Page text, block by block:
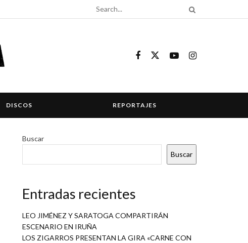
DISCOS REPORTAJES
Buscar
Buscar
Entradas recientes
LEO JIMÉNEZ Y SARATOGA COMPARTIRÁN
ESCENARIO EN IRUÑA
LOS ZIGARROS PRESENTAN LA GIRA «CARNE CON